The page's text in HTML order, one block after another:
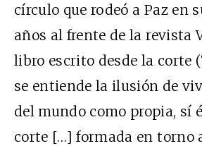
círculo que rodeó a Paz en
años al frente de la revista
libro escrito desde la corte
se entiende la ilusión de
del mundo como propia, sí
corte […] formada en torno